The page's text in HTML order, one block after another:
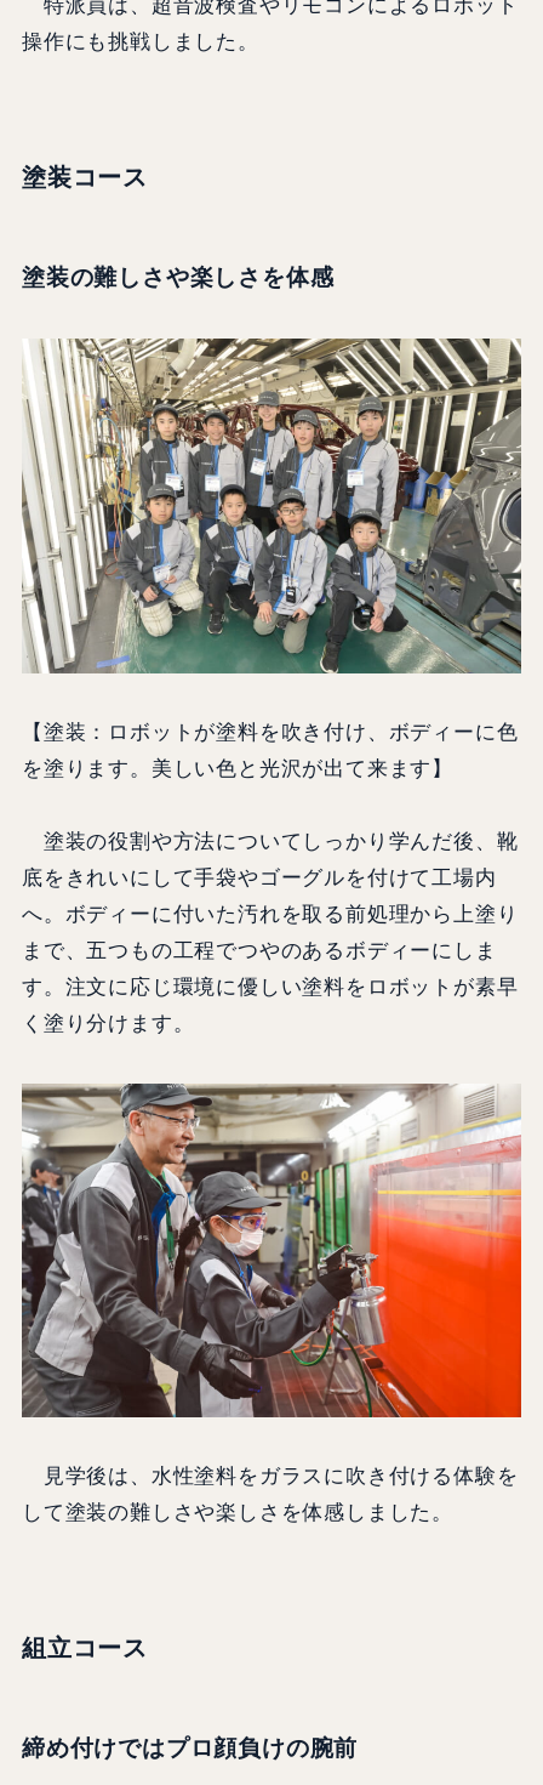
特派員は、超音波検査やリモコンによるロボット
操作にも挑戦しました。
塗装コース
塗装の難しさや楽しさを体感
【塗装：ロボットが塗料を吹き付け、ボディーに色
を塗ります。美しい色と光沢が出て来ます】
塗装の役割や方法についてしっかり学んだ後、靴
底をきれいにして手袋やゴーグルを付けて工場内
へ。ボディーに付いた汚れを取る前処理から上塗り
まで、五つもの工程でつやのあるボディーにしま
す。注文に応じ環境に優しい塗料をロボットが素早
く塗り分けます。
見学後は、水性塗料をガラスに吹き付ける体験を
して塗装の難しさや楽しさを体感しました。
組立コース
締め付けではプロ顔負けの腕前